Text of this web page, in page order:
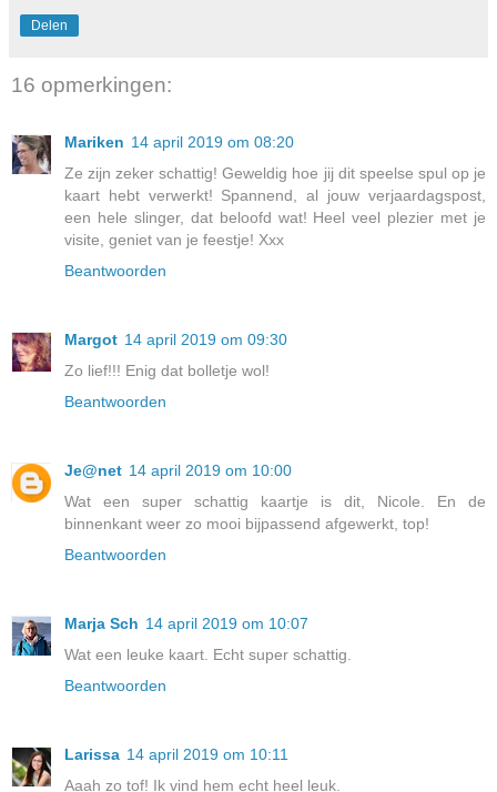
Delen
16 opmerkingen:
Mariken 14 april 2019 om 08:20
Ze zijn zeker schattig! Geweldig hoe jij dit speelse spul op je
kaart hebt verwerkt! Spannend, al jouw verjaardagspost,
een hele slinger, dat beloofd wat! Heel veel plezier met je
visite, geniet van je feestje! Xxx
Beantwoorden
Margot 14 april 2019 om 09:30
Zo lief!!! Enig dat bolletje wol!
Beantwoorden
Je@net 14 april 2019 om 10:00
Wat een super schattig kaartje is dit, Nicole. En de
binnenkant weer zo mooi bijpassend afgewerkt, top!
Beantwoorden
Marja Sch 14 april 2019 om 10:07
Wat een leuke kaart. Echt super schattig.
Beantwoorden
Larissa 14 april 2019 om 10:11
Aaah zo tof! Ik vind hem echt heel leuk.